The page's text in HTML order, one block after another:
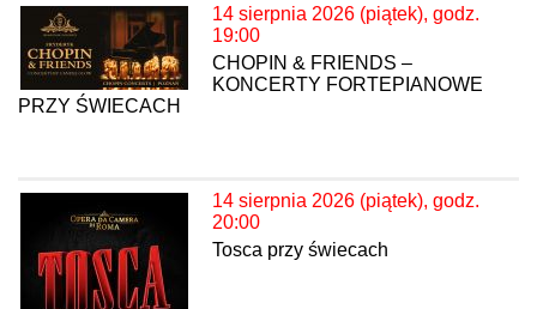
14 sierpnia 2026 (piątek), godz.
19:00
CHOPIN & FRIENDS –
KONCERTY FORTEPIANOWE
PRZY ŚWIECACH
14 sierpnia 2026 (piątek), godz.
20:00
Tosca przy świecach